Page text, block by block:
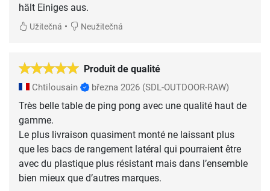
hält Einiges aus.
Užitečná • Neužitečná
Produit de qualité
Chtilousain března 2026 (SDL-OUTDOOR-RAW)
Très belle table de ping pong avec une qualité haut de
gamme.
Le plus livraison quasiment monté ne laissant plus
que les bacs de rangement latéral qui pourraient être
avec du plastique plus résistant mais dans l’ensemble
bien mieux que d’autres marques.